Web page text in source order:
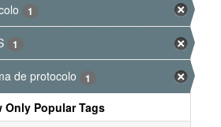
1
1
de protocolo 1
Only Popular Tags